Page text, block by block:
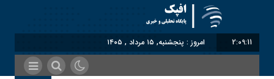
2:09:11 امروز : پنجشنبه, ۱۵ مرداد , ۱۴۰۵